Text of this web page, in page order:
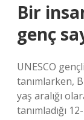
Bir
genç
UNESCO
tanımlarken,
yaş aralığı
tanımladığı